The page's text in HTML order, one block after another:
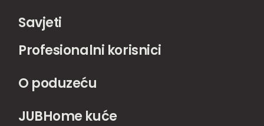
Savjeti
Profesionalni korisnici
O poduzeću
JUBHome kuće